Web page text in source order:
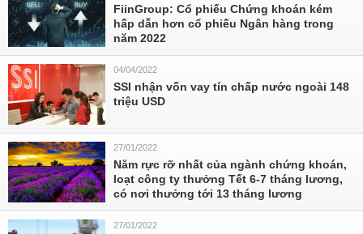
FiinGroup: Cổ phiếu Chứng khoán kém
hấp dẫn hơn cổ phiếu Ngân hàng trong
năm 2022
04/04/2022
SSI nhận vốn vay tín chấp nước ngoài 148
triệu USD
27/01/2022
Năm rực rỡ nhất của ngành chứng khoán,
loạt công ty thưởng Tết 6-7 tháng lương,
có nơi thưởng tới 13 tháng lương
27/01/2022